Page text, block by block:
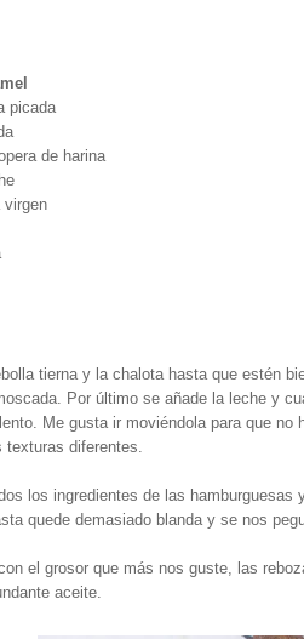
picada
de harina
virgen
tierna y la chalota hasta que estén
Por último se añade la leche y
Me gusta ir moviéndola para que no
texturas diferentes.
los ingredientes de las
quede demasiado blanda y se nos
el grosor que más nos guste, las
aceite.